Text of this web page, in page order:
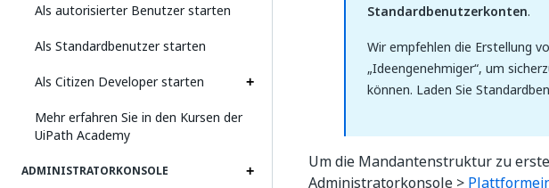
Als autorisierter Benutzer starten
Als Standardbenutzer starten
Als Citizen Developer starten
Mehr erfahren Sie in den Kursen der
UiPath Academy
ADMINISTRATORKONSOLE
Standardbenutzerkonten.
Wir empfehlen die Erstellung
„Ideengenehmiger“, um
können. Laden Sie
Um die Mandantenstruktur zu
Administratorkonsole >